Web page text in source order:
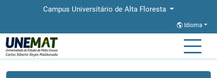
Campus Universitário de Alta Floresta
Idioma
Página Inicial Matriz